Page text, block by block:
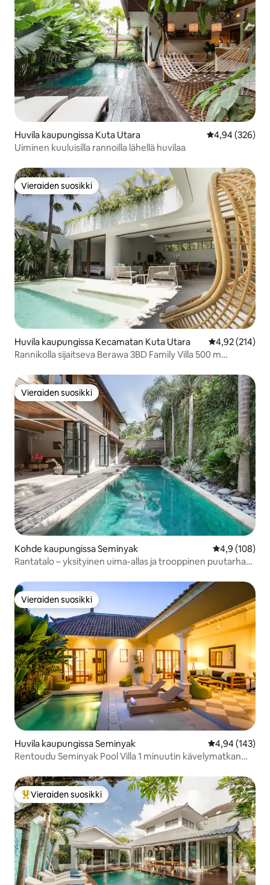
Huvila kaupungissa Kuta Utara
4,94 (326)
Uiminen kuuluisilla rannoilla lähellä huvilaa
Vieraiden suosikki
Vieraiden suosikki
Huvila kaupungissa Kecamatan Kuta Utara
4,92 (214)
Rannikolla sijaitseva Berawa 3BD Family Villa 500 m
Vieraiden suosikki
Vieraiden suosikki
Kohde kaupungissa Seminyak
4,9 (108)
Rantatalo – yksityinen uima-allas ja trooppinen puutarha
Vieraiden suosikki
Vieraiden suosikki
Huvila kaupungissa Seminyak
4,94 (143)
Rentoudu Seminyak Pool Villa 1 minuutin kävelymatkan
Vieraiden suosikkien parhaimmistoa
Vieraiden suosikki